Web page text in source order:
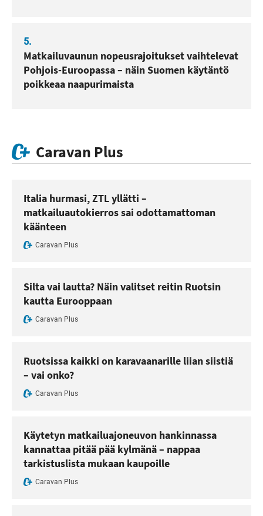
5.
Matkailuvaunun nopeusrajoitukset vaihtelevat
Pohjois-Euroopassa – näin Suomen käytäntö
poikkeaa naapurimaista
Caravan Plus
Italia hurmasi, ZTL yllätti –
matkailuautokierros sai odottamattoman
käänteen
Caravan Plus
Silta vai lautta? Näin valitset reitin Ruotsin
kautta Eurooppaan
Caravan Plus
Ruotsissa kaikki on karavaanarille liian siistiä
– vai onko?
Caravan Plus
Käytetyn matkailuajoneuvon hankinnassa
kannattaa pitää pää kylmänä – nappaa
tarkistuslista mukaan kaupoille
Caravan Plus